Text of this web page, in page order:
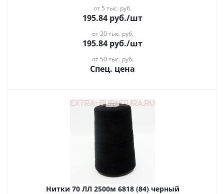
от 5 тыс. руб.
195.84 руб./шт
от 20 тыс. руб.
195.84 руб./шт
от 50 тыс. руб.
Спец. цена
Нитки 70 ЛЛ 2500м 6818 (84) черный